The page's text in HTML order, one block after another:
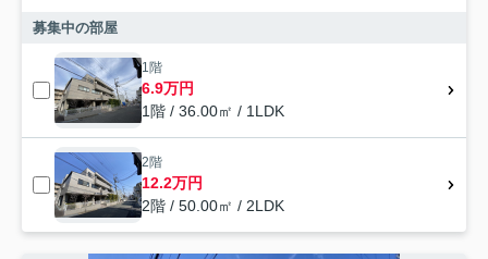
募集中の部屋
1階
6.9万円
1階 / 36.00㎡ / 1LDK
2階
12.2万円
2階 / 50.00㎡ / 2LDK